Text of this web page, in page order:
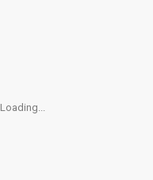
Loading...